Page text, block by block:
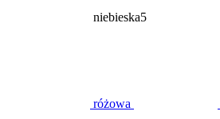
niebieska5
różowa